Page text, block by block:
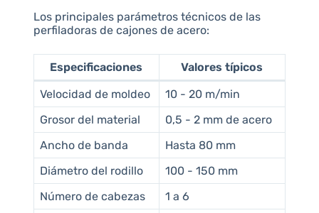
Los principales parámetros técnicos de las
perfiladoras de cajones de acero:
Especificaciones
Valores típicos
Velocidad de moldeo
10 - 20 m/min
Grosor del material
0,5 - 2 mm de acero
Ancho de banda
Hasta 80 mm
Diámetro del rodillo
100 - 150 mm
Número de cabezas
1 a 6